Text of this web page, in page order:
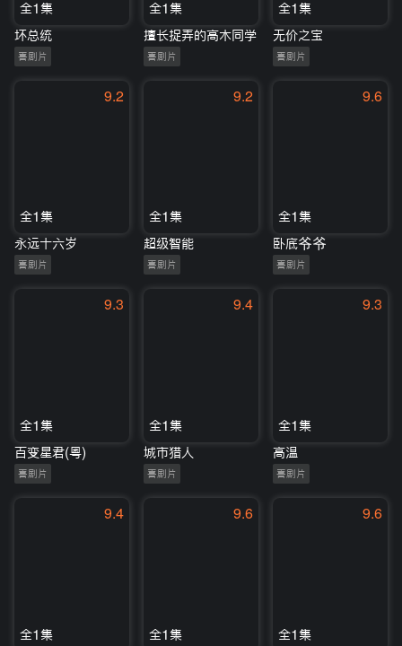
全1集
坏总统
喜剧片
全1集
擅长捉弄的高木同学
喜剧片
全1集
无价之宝
喜剧片
9.2
全1集
永远十六岁
喜剧片
9.2
全1集
超级智能
喜剧片
9.6
全1集
卧底爷爷
喜剧片
9.3
全1集
百变星君(粤)
喜剧片
9.4
全1集
城市猎人
喜剧片
9.3
全1集
高温
喜剧片
9.4
全1集
9.6
全1集
9.6
全1集